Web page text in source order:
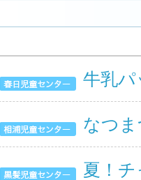
牛乳
なつ
夏！